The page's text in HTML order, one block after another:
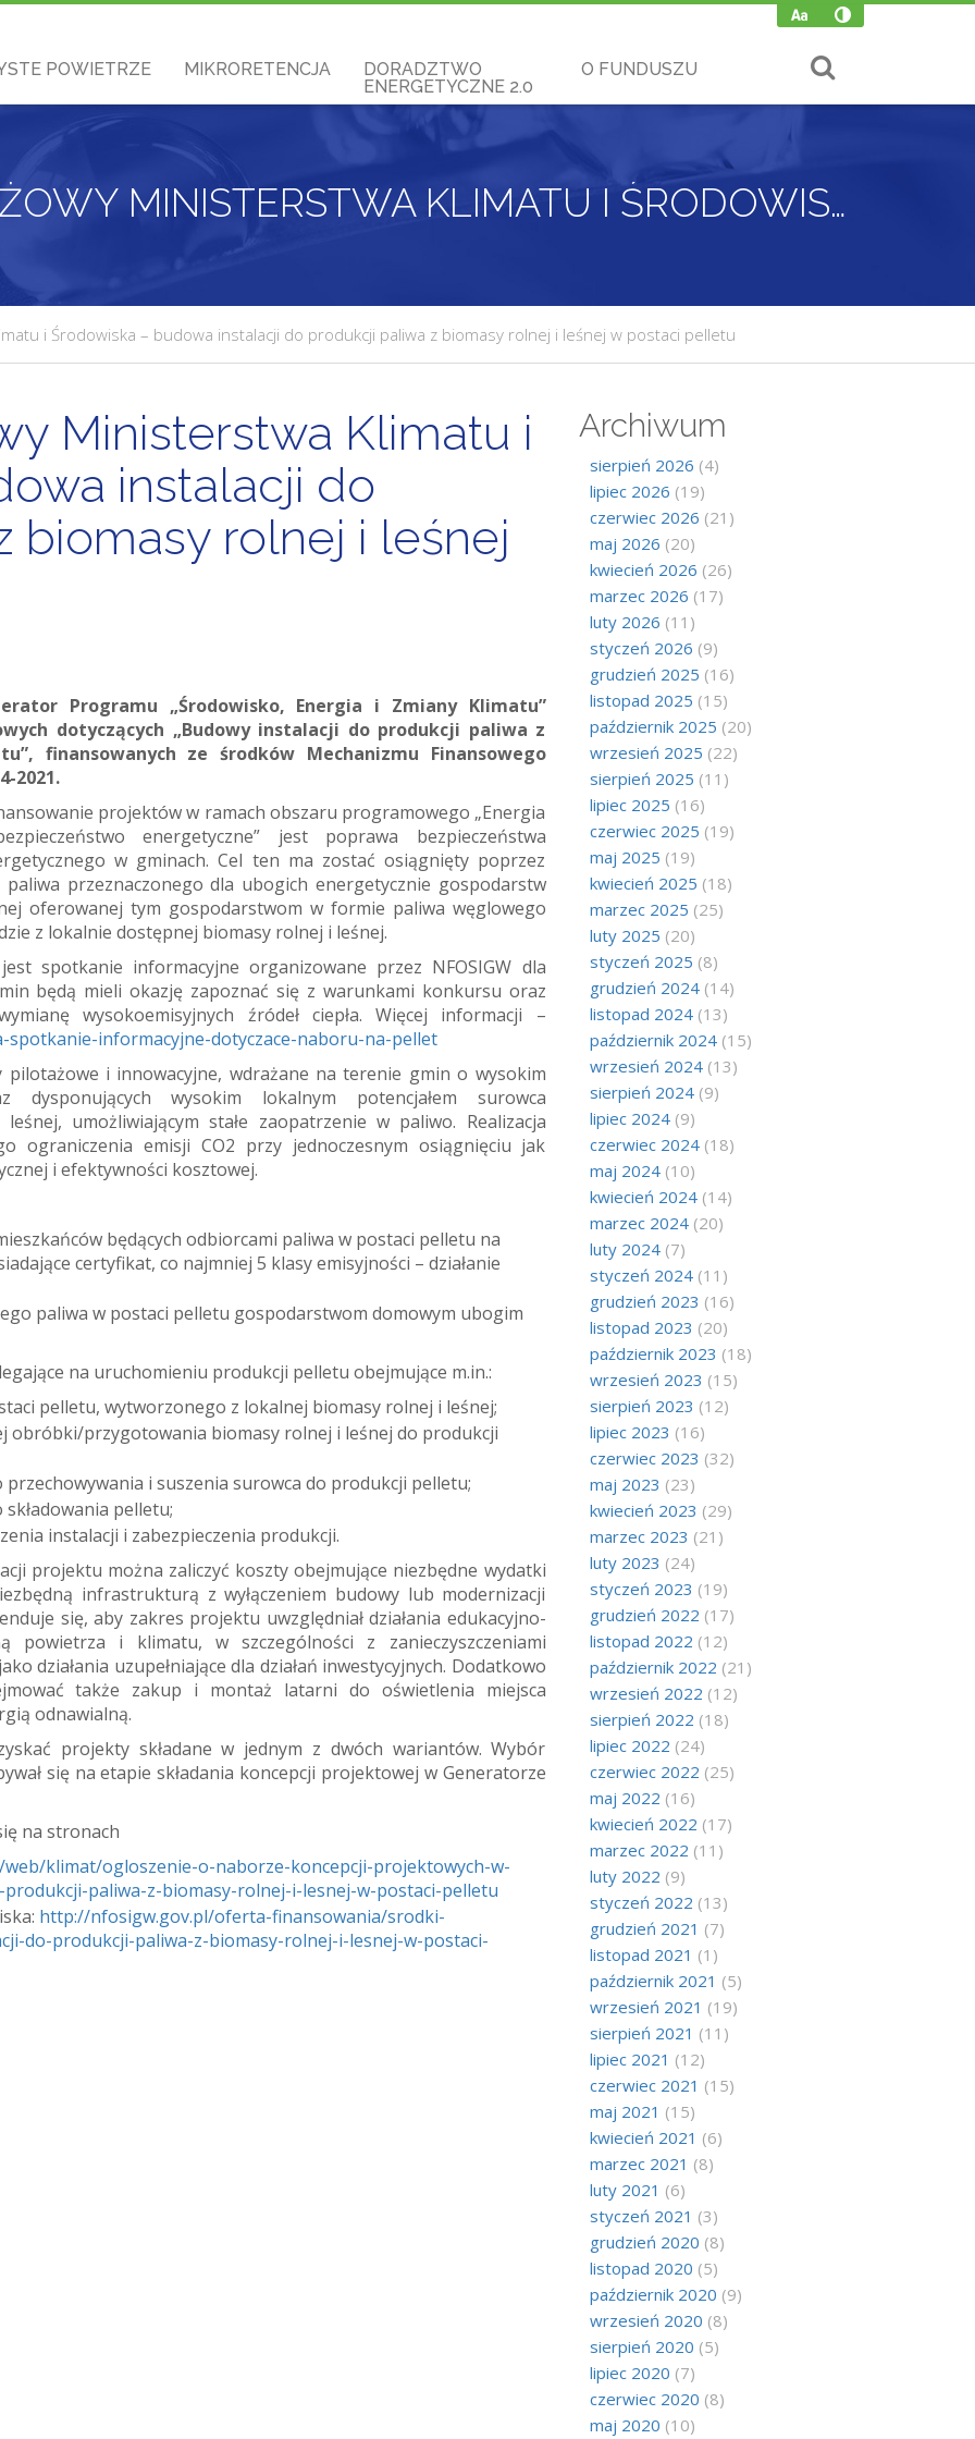
POWIETRZE MIKRORETENCJA
DORADZTWO
ENERGETYCZNE 2.0
O FUNDUSZU
KONKURS PILOTAŻOWY MINISTERSTWA KLIMATU I ŚRODOWISKA – BUDOWA INSTALACJI DO PRODUKCJI PALIWA Z BIOMASY ROLNEJ I LEŚNEJ W POSTACI PELLETU
i Środowiska – budowa instalacji do produkcji paliwa z biomasy rolnej i leśnej w postaci pelletu
Ministerstwa Klimatu i
instalacji do
biomasy rolnej i leśnej
Programu „Środowisko, Energia i Zmiany Klimatu”
dotyczących „Budowy instalacji do produkcji paliwa z
finansowanych ze środków Mechanizmu Finansowego
2021.
projektów w ramach obszaru programowego „Energia
energetyczne” jest poprawa bezpieczeństwa
w gminach. Cel ten ma zostać osiągnięty poprzez
przeznaczonego dla ubogich energetycznie gospodarstw
oferowanej tym gospodarstwom w formie paliwa węglowego
z lokalnie dostępnej biomasy rolnej i leśnej.
spotkanie informacyjne organizowane przez NFOSIGW dla
będą mieli okazję zapoznać się z warunkami konkursu oraz
wysokoemisyjnych źródeł ciepła. Więcej informacji –
informacyjne-dotyczace-naboru-na-pellet
i innowacyjne, wdrażane na terenie gmin o wysokim
dysponujących wysokim lokalnym potencjałem surowca
umożliwiającym stałe zaopatrzenie w paliwo. Realizacja
ograniczenia emisji CO2 przy jednoczesnym osiągnięciu jak
i efektywności kosztowej.
będących odbiorcami paliwa w postaci pelletu na
certyfikat, co najmniej 5 klasy emisyjności – działanie
paliwa w postaci pelletu gospodarstwom domowym ubogim
na uruchomieniu produkcji pelletu obejmujące m.in.:
pelletu, wytworzonego z lokalnej biomasy rolnej i leśnej;
obróbki/przygotowania biomasy rolnej i leśnej do produkcji
i suszenia surowca do produkcji pelletu;
pelletu;
instalacji i zabezpieczenia produkcji.
projektu można zaliczyć koszty obejmujące niezbędne wydatki
infrastrukturą z wyłączeniem budowy lub modernizacji
się, aby zakres projektu uwzględniał działania edukacyjno-
i klimatu, w szczególności z zanieczyszczeniami
działania uzupełniające dla działań inwestycyjnych. Dodatkowo
także zakup i montaż latarni do oświetlenia miejsca
odnawialną.
projekty składane w jednym z dwóch wariantów. Wybór
się na etapie składania koncepcji projektowej w Generatorze
na stronach
klimat/ogloszenie-o-naborze-koncepcji-projektowych-w-
paliwa-z-biomasy-rolnej-i-lesnej-w-postaci-pelletu
http://nfosigw.gov.pl/oferta-finansowania/srodki-
do-produkcji-paliwa-z-biomasy-rolnej-i-lesnej-w-postaci-
Archiwum
sierpień 2026 (4)
lipiec 2026 (19)
czerwiec 2026 (21)
maj 2026 (20)
kwiecień 2026 (26)
marzec 2026 (17)
luty 2026 (11)
styczeń 2026 (9)
grudzień 2025 (16)
listopad 2025 (15)
październik 2025 (20)
wrzesień 2025 (22)
sierpień 2025 (11)
lipiec 2025 (16)
czerwiec 2025 (19)
maj 2025 (19)
kwiecień 2025 (18)
marzec 2025 (25)
luty 2025 (20)
styczeń 2025 (8)
grudzień 2024(14)
listopad 2024(13)
październik 2024(15)
wrzesień 2024(13)
sierpień 2024(9)
lipiec 2024(9)
czerwiec 2024(18)
maj 2024(10)
kwiecień 2024(14)
marzec 2024(20)
luty 2024(7)
styczeń 2024(11)
grudzień 2023 (16)
listopad 2023 (20)
październik 2023 (18)
wrzesień 2023 (15)
sierpień 2023 (12)
lipiec 2023 (16)
czerwiec 2023 (32)
maj 2023 (23)
kwiecień 2023 (29)
marzec 2023 (21)
luty 2023 (24)
styczeń 2023 (19)
grudzień 2022 (17)
listopad 2022 (12)
październik 2022 (21)
wrzesień 2022 (12)
sierpień 2022 (18)
lipiec 2022 (24)
czerwiec 2022 (25)
maj 2022 (16)
kwiecień 2022 (17)
marzec 2022 (11)
luty 2022 (9)
styczeń 2022 (13)
grudzień 2021 (7)
listopad 2021 (1)
październik 2021 (5)
wrzesień 2021 (19)
sierpień 2021 (11)
lipiec 2021 (12)
czerwiec 2021 (15)
maj 2021 (15)
kwiecień 2021 (6)
marzec 2021 (8)
luty 2021 (6)
styczeń 2021 (3)
grudzień 2020 (8)
listopad 2020 (5)
październik 2020 (9)
wrzesień 2020 (8)
sierpień 2020 (5)
lipiec 2020 (7)
czerwiec 2020 (8)
maj 2020 (10)